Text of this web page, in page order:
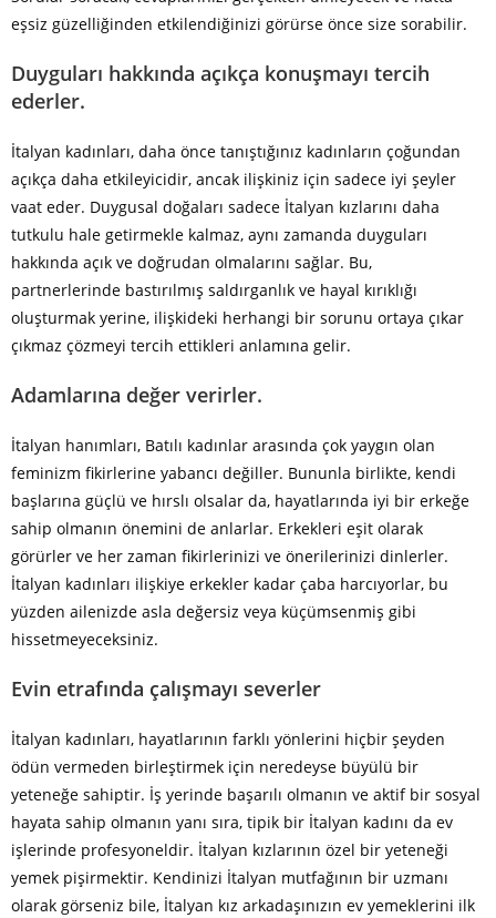
eşsiz güzelliğinden etkilendiğinizi görürse önce size sorabilir.
Duyguları hakkında açıkça konuşmayı tercih
ederler.
İtalyan kadınları, daha önce tanıştığınız kadınların çoğundan
açıkça daha etkileyicidir, ancak ilişkiniz için sadece iyi şeyler
vaat eder. Duygusal doğaları sadece İtalyan kızlarını daha
tutkulu hale getirmekle kalmaz, aynı zamanda duyguları
hakkında açık ve doğrudan olmalarını sağlar. Bu,
partnerlerinde bastırılmış saldırganlık ve hayal kırıklığı
oluşturmak yerine, ilişkideki herhangi bir sorunu ortaya çıkar
çıkmaz çözmeyi tercih ettikleri anlamına gelir.
Adamlarına değer verirler.
İtalyan hanımları, Batılı kadınlar arasında çok yaygın olan
feminizm fikirlerine yabancı değiller. Bununla birlikte, kendi
başlarına güçlü ve hırslı olsalar da, hayatlarında iyi bir erkeğe
sahip olmanın önemini de anlarlar. Erkekleri eşit olarak
görürler ve her zaman fikirlerinizi ve önerilerinizi dinlerler.
İtalyan kadınları ilişkiye erkekler kadar çaba harcıyorlar, bu
yüzden ailenizde asla değersiz veya küçümsenmiş gibi
hissetmeyeceksiniz.
Evin etrafında çalışmayı severler
İtalyan kadınları, hayatlarının farklı yönlerini hiçbir şeyden
ödün vermeden birleştirmek için neredeyse büyülü bir
yeteneğe sahiptir. İş yerinde başarılı olmanın ve aktif bir sosyal
hayata sahip olmanın yanı sıra, tipik bir İtalyan kadını da ev
işlerinde profesyoneldir. İtalyan kızlarının özel bir yeteneği
yemek pişirmektir. Kendinizi İtalyan mutfağının bir uzmanı
olarak görseniz bile, İtalyan kız arkadaşınızın ev yemeklerini ilk